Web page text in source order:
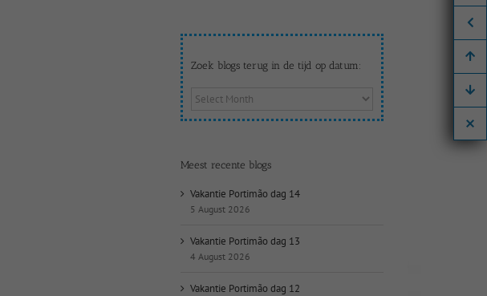
Zoek blogs terug in de tijd op datum:
Zoek
op
datum:
Meest recente blogs
Vakantie Portimão dag 14
5 August 2026
Vakantie Portimão dag 13
4 August 2026
Vakantie Portimão dag 12